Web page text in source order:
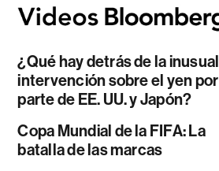
¿Qué hay detrás de la inusual
intervención sobre el yen por
parte de EE. UU. y Japón?
Copa Mundial de la FIFA: La
batalla de las marcas